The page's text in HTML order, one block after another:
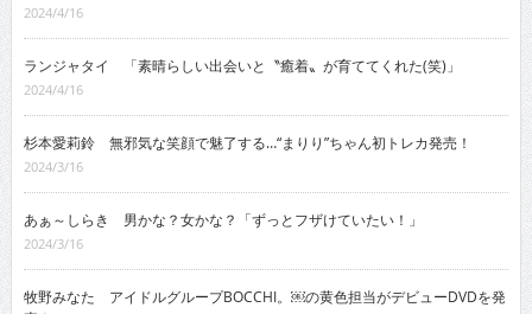
2024/4/16
ランジャタイ 「素晴らしい出会いと〝癒着〟が育ててくれた(笑)」
2024/4/16
杉本愛莉鈴 無邪気な笑顔で魅了する…“まりり”ちゃん初トレカ発売！
2024/3/16
あぁ～しらき 男かな？女かな？「ずっとフザけていたい！」
2024/3/16
牧野みなた アイドルグループBOCCHI。￼の黄色担当がデビューDVDを発